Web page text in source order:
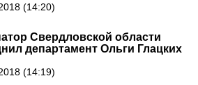
(14:20)
Свердловской области
департамент Ольги Глацких
(14:19)